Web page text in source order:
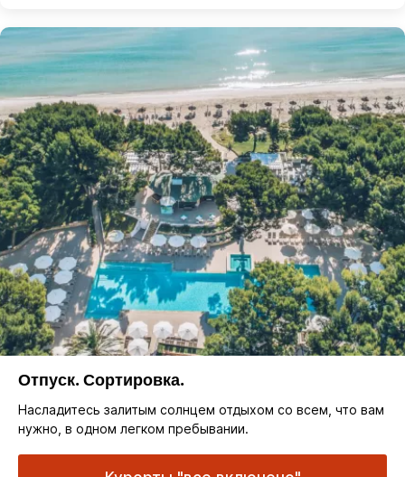
Отпуск. Сортировка.
Насладитесь залитым солнцем отдыхом со всем, что вам
нужно, в одном легком пребывании.